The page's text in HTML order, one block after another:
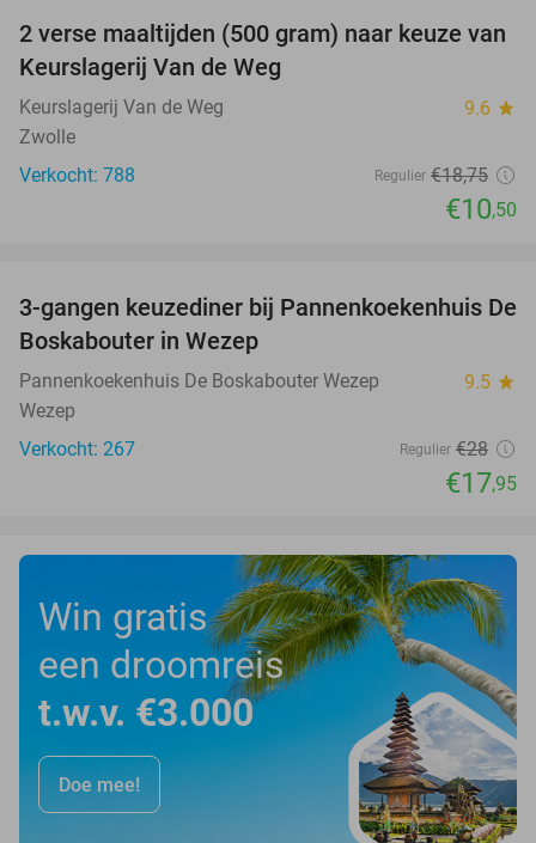
44%
2 verse maaltijden (500 gram) naar keuze van
Keurslagerij Van de Weg
Keurslagerij Van de Weg 9.6 star
Zwolle
Verkocht: 788
Regulier €18,75
€10,50
36%
3-gangen keuzediner bij Pannenkoekenhuis De
Boskabouter in Wezep
Pannenkoekenhuis De Boskabouter Wezep 9.5 star
Wezep
Verkocht: 267
Regulier €28
€17,95
Win gratis
een droomreis
t.w.v. €3.000
Doe mee!